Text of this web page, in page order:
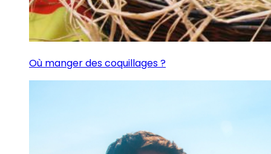
Où manger des coquillages ?